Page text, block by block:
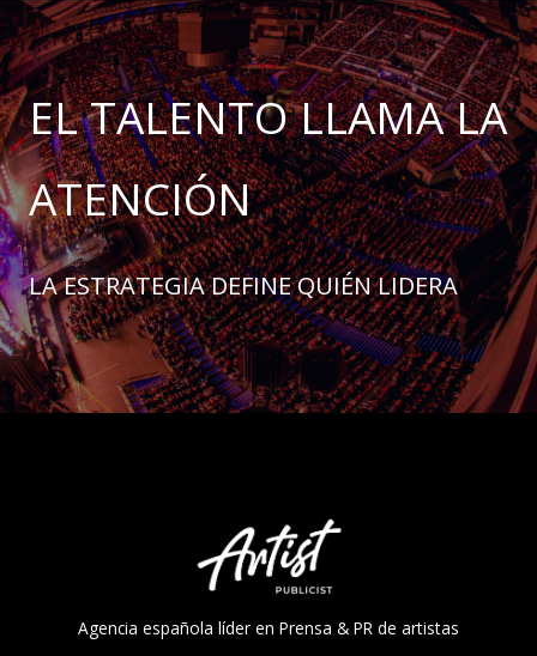
EL TALENTO LLAMA LA
ATENCIÓN
LA ESTRATEGIA DEFINE QUIÉN LIDERA
Agencia española líder en Prensa & PR de artistas